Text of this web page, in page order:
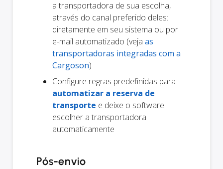
a transportadora de sua escolha,
através do canal preferido deles:
diretamente em seu sistema ou por
e-mail automatizado (veja as
transportadoras integradas com a
Cargoson)
Configure regras predefinidas para
automatizar a reserva de
transporte e deixe o software
escolher a transportadora
automaticamente
Pós-envio